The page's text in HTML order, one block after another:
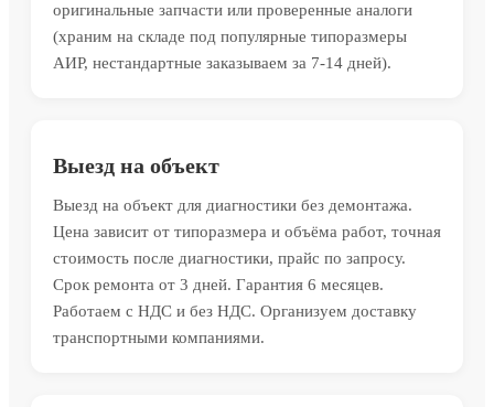
оригинальные запчасти или проверенные аналоги
(храним на складе под популярные типоразмеры
АИР, нестандартные заказываем за 7-14 дней).
Выезд на объект
Выезд на объект для диагностики без демонтажа.
Цена зависит от типоразмера и объёма работ, точная
стоимость после диагностики, прайс по запросу.
Срок ремонта от 3 дней. Гарантия 6 месяцев.
Работаем с НДС и без НДС. Организуем доставку
транспортными компаниями.